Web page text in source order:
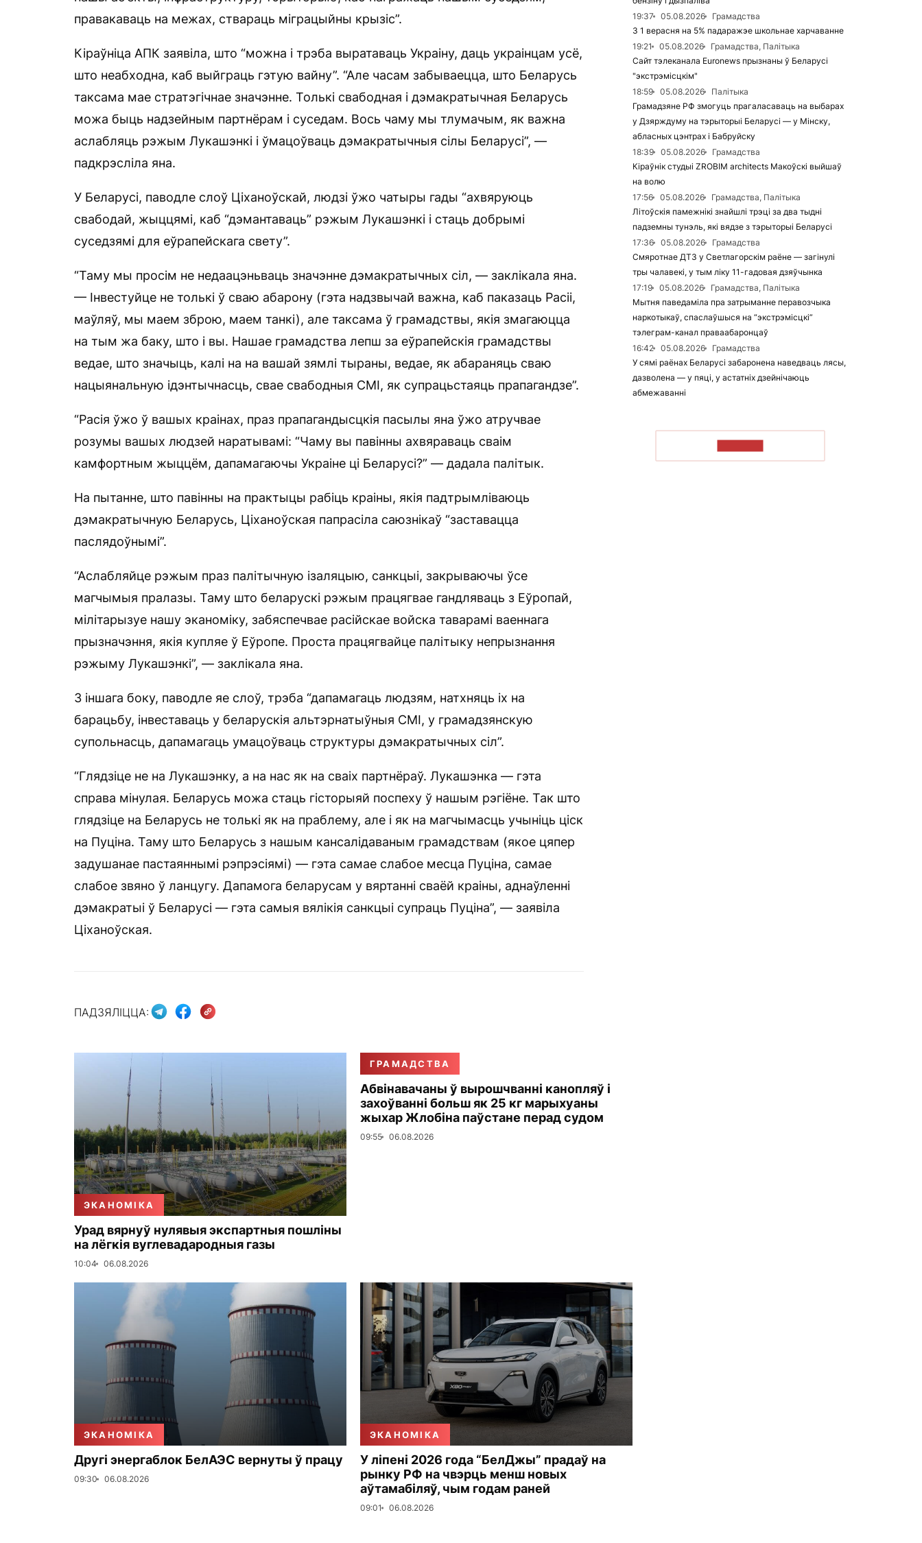
правакаваць на межах, ствараць міграцыйны крызіс”.
Кіраўніца АПК заявіла, што “можна і трэба выратаваць Украіну, даць украінцам усё,
што неабходна, каб выйграць гэтую вайну”. “Але часам забываецца, што Беларусь
таксама мае стратэгічнае значэнне. Толькі свабодная і дэмакратычная Беларусь
можа быць надзейным партнёрам і суседам. Вось чаму мы тлумачым, як важна
аслабляць рэжым Лукашэнкі і ўмацоўваць дэмакратычныя сілы Беларусі”, —
падкрэсліла яна.
У Беларусі, паводле слоў Ціханоўскай, людзі ўжо чатыры гады “ахвяруюць
свабодай, жыццямі, каб “дэмантаваць” рэжым Лукашэнкі і стаць добрымі
суседзямі для еўрапейскага свету”.
“Таму мы просім не недаацэньваць значэнне дэмакратычных сіл, — заклікала яна.
— Інвестуйце не толькі ў сваю абарону (гэта надзвычай важна, каб паказаць Расіі,
маўляў, мы маем зброю, маем танкі), але таксама ў грамадствы, якія змагаюцца
на тым жа баку, што і вы. Нашае грамадства лепш за еўрапейскія грамадствы
ведае, што значыць, калі на на вашай зямлі тыраны, ведае, як абараняць сваю
нацыянальную ідэнтычнасць, свае свабодныя СМІ, як супрацьстаяць прапагандзе”.
“Расія ўжо ў вашых краінах, праз прапагандысцкія пасылы яна ўжо атручвае
розумы вашых людзей наратывамі: “Чаму вы павінны ахвяраваць сваім
камфортным жыццём, дапамагаючы Украіне ці Беларусі?” — дадала палітык.
На пытанне, што павінны на практыцы рабіць краіны, якія падтрымліваюць
дэмакратычную Беларусь, Ціханоўская папрасіла саюзнікаў “заставацца
паслядоўнымі”.
“Аслабляйце рэжым праз палітычную ізаляцыю, санкцыі, закрываючы ўсе
магчымыя пралазы. Таму што беларускі рэжым працягвае гандляваць з Еўропай,
мілітарызуе нашу эканоміку, забяспечвае расійскае войска таварамі ваеннага
прызначэння, якія купляе ў Еўропе. Проста працягвайце палітыку непрызнання
рэжыму Лукашэнкі”, — заклікала яна.
З іншага боку, паводле яе слоў, трэба “дапамагаць людзям, натхняць іх на
барацьбу, інвеставаць у беларускія альтэрнатыўныя СМІ, у грамадзянскую
супольнасць, дапамагаць умацоўваць структуры дэмакратычных сіл”.
“Глядзіце не на Лукашэнку, а на нас як на сваіх партнёраў. Лукашэнка — гэта
справа мінулая. Беларусь можа стаць гісторыяй поспеху ў нашым рэгіёне. Так што
глядзіце на Беларусь не толькі як на праблему, але і як на магчымасць учыніць ціск
на Пуціна. Таму што Беларусь з нашым кансалідаваным грамадствам (якое цяпер
задушанае пастаяннымі рэпрэсіямі) — гэта самае слабое месца Пуціна, самае
слабое звяно ў ланцугу. Дапамога беларусам у вяртанні сваёй краіны, аднаўленні
дэмакратыі ў Беларусі — гэта самыя вялікія санкцыі супраць Пуціна”, — заявіла
Ціханоўская.
ПАДЗЯЛІЦЦА:
ЭКАНОМІКА
Урад вярнуў нулявыя экспартныя пошліны
на лёгкія вуглевадародныя газы
10:04 06.08.2026
ГРАМАДСТВА
Абвінавачаны ў вырошчванні канопляў і
захоўванні больш як 25 кг марыхуаны
жыхар Жлобіна паўстане перад судом
09:55 06.08.2026
ЭКАНОМІКА
Другі энергаблок БелАЭС вернуты ў працу
09:30 06.08.2026
ЭКАНОМІКА
У ліпені 2026 года “БелДжы” прадаў на
рынку РФ на чвэрць менш новых
аўтамабіляў, чым годам раней
09:01 06.08.2026
19:37
05.08.2026
Грамадства
З 1 верасня на 5% падаражэе школьнае харчаванне
19:21
05.08.2026
Грамадства, Палітыка
Сайт тэлеканала Euronews прызнаны ў Беларусі
"экстрэмісцкім"
18:59
05.08.2026
Палітыка
Грамадзяне РФ змогуць прагаласаваць на выбарах
у Дзярждуму на тэрыторыі Беларусі — у Мінску,
абласных цэнтрах і Бабруйску
18:39
05.08.2026
Грамадства
Кіраўнік студыі ZROBIM architects Макоўскі выйшаў
на волю
17:56
05.08.2026
Грамадства, Палітыка
Літоўскія памежнікі знайшлі трэці за два тыдні
падземны тунэль, які вядзе з тэрыторыі Беларусі
17:36
05.08.2026
Грамадства
Смяротнае ДТЗ у Светлагорскім раёне — загінулі
тры чалавекі, у тым ліку 11-гадовая дзяўчынка
17:19
05.08.2026
Грамадства, Палітыка
Мытня паведаміла пра затрыманне перавозчыка
наркотыкаў, спаслаўшыся на “экстрэмісцкі”
тэлеграм-канал праваабаронцаў
16:42
05.08.2026
Грамадства
У сямі раёнах Беларусі забаронена наведваць лясы,
дазволена — у пяці, у астатніх дзейнічаюць
абмежаванні